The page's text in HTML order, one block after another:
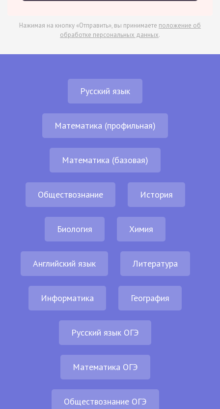
Нажимая на кнопку «Отправить», вы принимаете положение об
обработке персональных данных.
Русский язык
Математика (профильная)
Математика (базовая)
Обществознание История
Биология Химия
Английский язык Литература
Информатика География
Русский язык ОГЭ
Математика ОГЭ
Обществознание ОГЭ